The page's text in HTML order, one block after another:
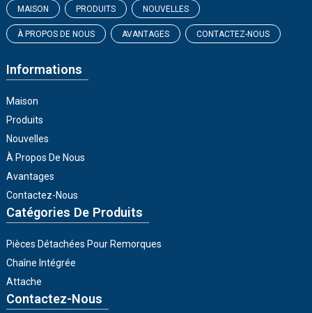
MAISON PRODUITS NOUVELLES
À PROPOS DE NOUS AVANTAGES CONTACTEZ-NOUS
Informations
Maison
Produits
Nouvelles
À Propos De Nous
Avantages
Contactez-Nous
Catégories De Produits
Pièces Détachées Pour Remorques
Chaîne Intégrée
Attache
Contactez-Nous